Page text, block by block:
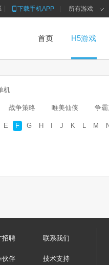
下载手机APP 所有游戏
首页 H5游戏
机
战争策略 唯美仙侠 争
E F G H I J K L M
招聘 联系我们
伙伴 技术支持